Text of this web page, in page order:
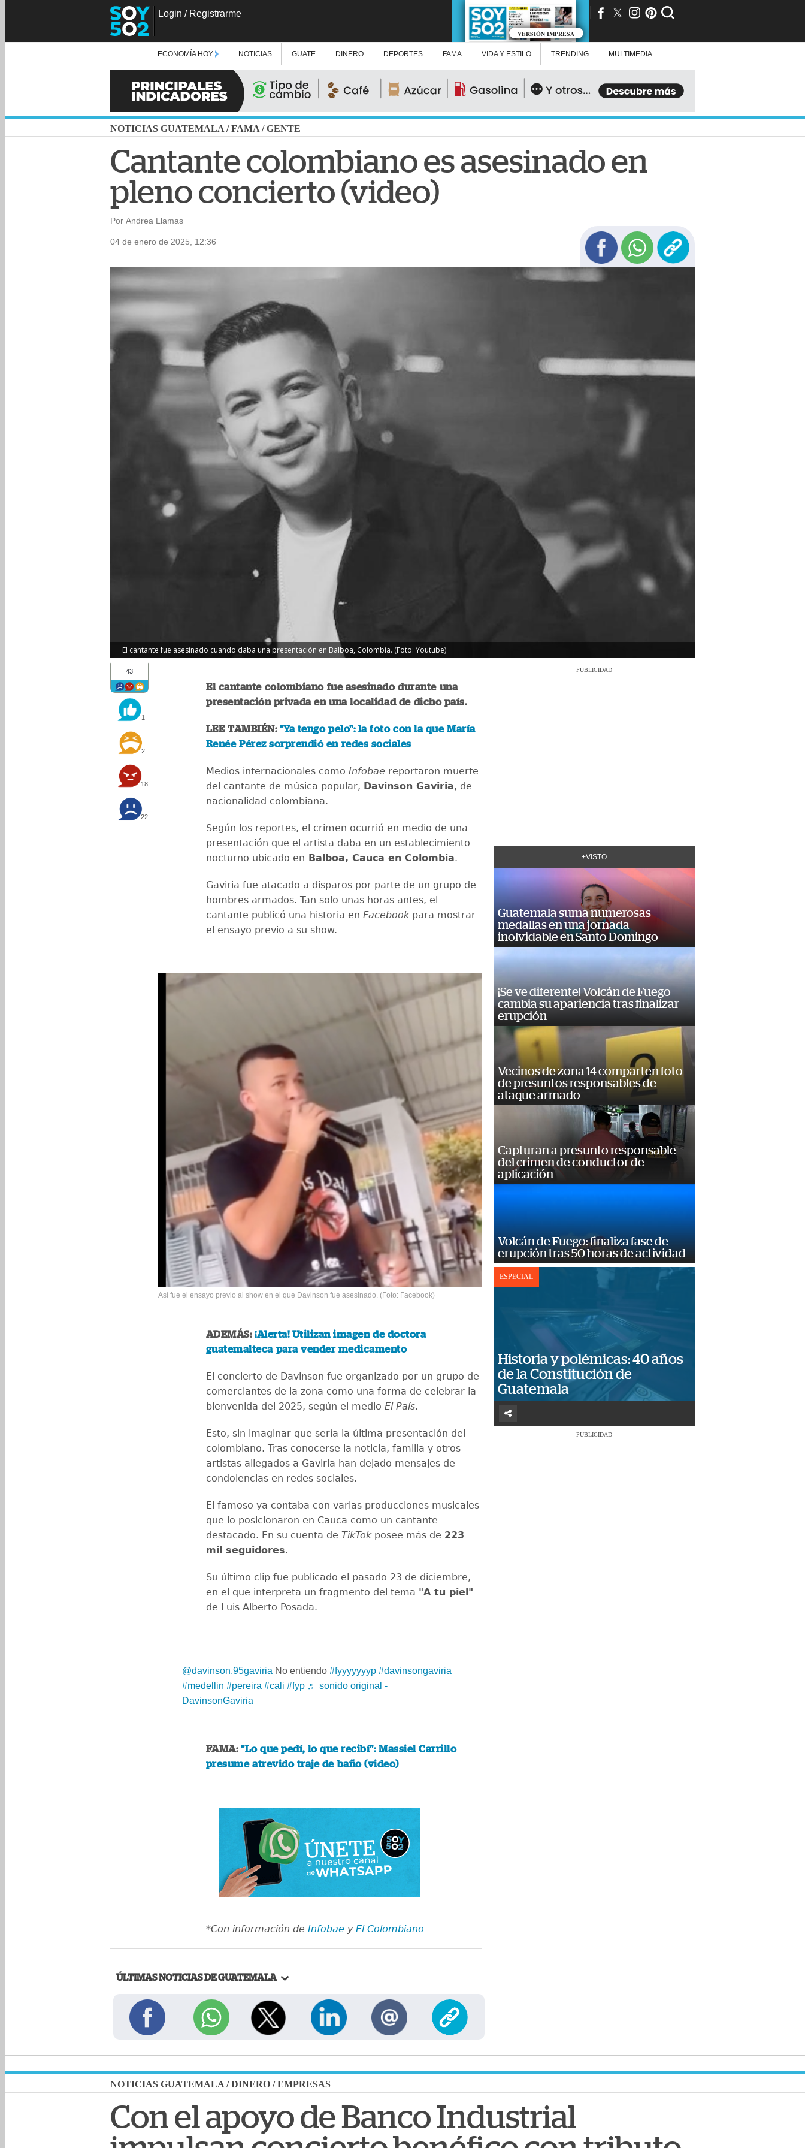
Login / Registrarme
VERSIÓN IMPRESA
ECONOMÍA HOY NOTICIAS GUATE DINERO DEPORTES FAMA VIDA Y ESTILO TRENDING MULTIMEDIA
NOTICIAS GUATEMALA /FAMA /GENTE
Cantante colombiano es asesinado en
pleno concierto (video)
Por Andrea Llamas
04 de enero de 2025, 12:36
El cantante fue asesinado cuando daba una presentación en Balboa, Colombia. (Foto: Youtube)
43
1
2
18
22
El cantante colombiano fue asesinado durante una
presentación privada en una localidad de dicho país.
LEE TAMBIÉN: "Ya tengo pelo": la foto con la que María
Renée Pérez sorprendió en redes sociales
Medios internacionales como Infobae reportaron muerte
del cantante de música popular, Davinson Gaviria, de
nacionalidad colombiana.
Según los reportes, el crimen ocurrió en medio de una
presentación que el artista daba en un establecimiento
nocturno ubicado en Balboa, Cauca en Colombia.
Gaviria fue atacado a disparos por parte de un grupo de
hombres armados. Tan solo unas horas antes, el
cantante publicó una historia en Facebookpara mostrar
el ensayo previo a su show.
Así fue el ensayo previo al show en el que Davinson fue asesinado. (Foto: Facebook)
ADEMÁS:¡Alerta! Utilizan imagen de doctora
guatemalteca para vender medicamento
El concierto de Davinson fue organizado por un grupo de
comerciantes de la zona como una forma de celebrar la
bienvenida del 2025, según el medio El País.
Esto, sin imaginar que sería la última presentación del
colombiano. Tras conocerse la noticia, familia y otros
artistas allegados a Gaviria han dejado mensajes de
condolencias en redes sociales.
El famoso ya contaba con varias producciones musicales
que lo posicionaron en Cauca como un cantante
destacado. En su cuenta de TikTokposee más de 223
mil seguidores.
Su último clip fue publicado el pasado 23 de diciembre,
en el que interpreta un fragmento del tema "A tu piel"
de Luis Alberto Posada.
@davinson.95gaviria No entiendo #fyyyyyyyp #davinsongaviria
#medellin #pereira #cali #fyp ♬ sonido original -
DavinsonGaviria
FAMA:"Lo que pedí, lo que recibí": Massiel Carrillo
presume atrevido traje de baño (video)
*Con información de Infobae y El Colombiano
ÚLTIMAS NOTICIAS DE GUATEMALA
PUBLICIDAD
+VISTO
Guatemala suma numerosas
medallas en una jornada
inolvidable en Santo Domingo
¡Se ve diferente! Volcán de Fuego
cambia su apariencia tras finalizar
erupción
Vecinos de zona 14 comparten foto
de presuntos responsables de
ataque armado
Capturan a presunto responsable
del crimen de conductor de
aplicación
Volcán de Fuego: finaliza fase de
erupción tras 50 horas de actividad
ESPECIAL
Historia y polémicas: 40 años
de la Constitución de
Guatemala
PUBLICIDAD
NOTICIAS GUATEMALA /DINERO /EMPRESAS
Con el apoyo de Banco Industrial